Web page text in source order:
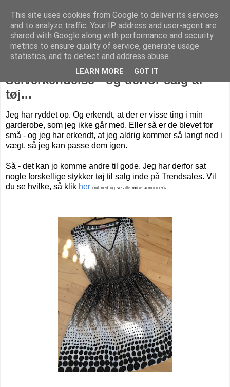
Livet på Vestegnen
Selverkendelse - og derfor salg af
tøj...
Jeg har ryddet op. Og erkendt, at der er visse ting i min
garderobe, som jeg ikke går med. Eller så er de blevet for
små - og jeg har erkendt, at jeg aldrig kommer så langt ned i
vægt, så jeg kan passe dem igen.
Så - det kan jo komme andre til gode. Jeg har derfor sat
nogle forskellige stykker tøj til salg inde på Trendsales. Vil
du se hvilke, så klik her (rul ned og se alle mine annoncer).
This site uses cookies from Google to deliver its services
and to analyze traffic. Your IP address and user-agent are
shared with Google along with performance and security
metrics to ensure quality of service, generate usage
statistics, and to detect and address abuse.
LEARN MORE GOT IT